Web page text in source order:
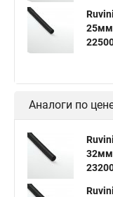
25мм
Аналоги по
32мм